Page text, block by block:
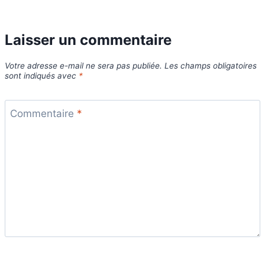
Laisser un commentaire
Votre adresse e-mail ne sera pas publiée. Les champs obligatoires
sont indiqués avec *
Commentaire *